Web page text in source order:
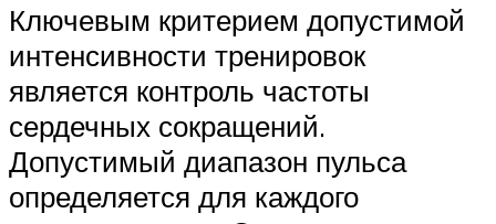
Ключевым критерием допустимой
интенсивности тренировок
является контроль частоты
сердечных сокращений.
Допустимый диапазон пульса
определяется для каждого